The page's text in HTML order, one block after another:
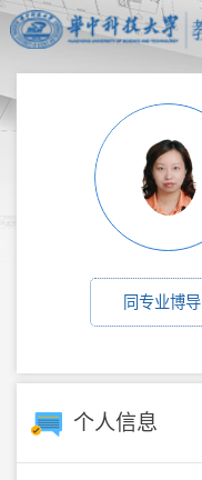
同专业博导
个人信息